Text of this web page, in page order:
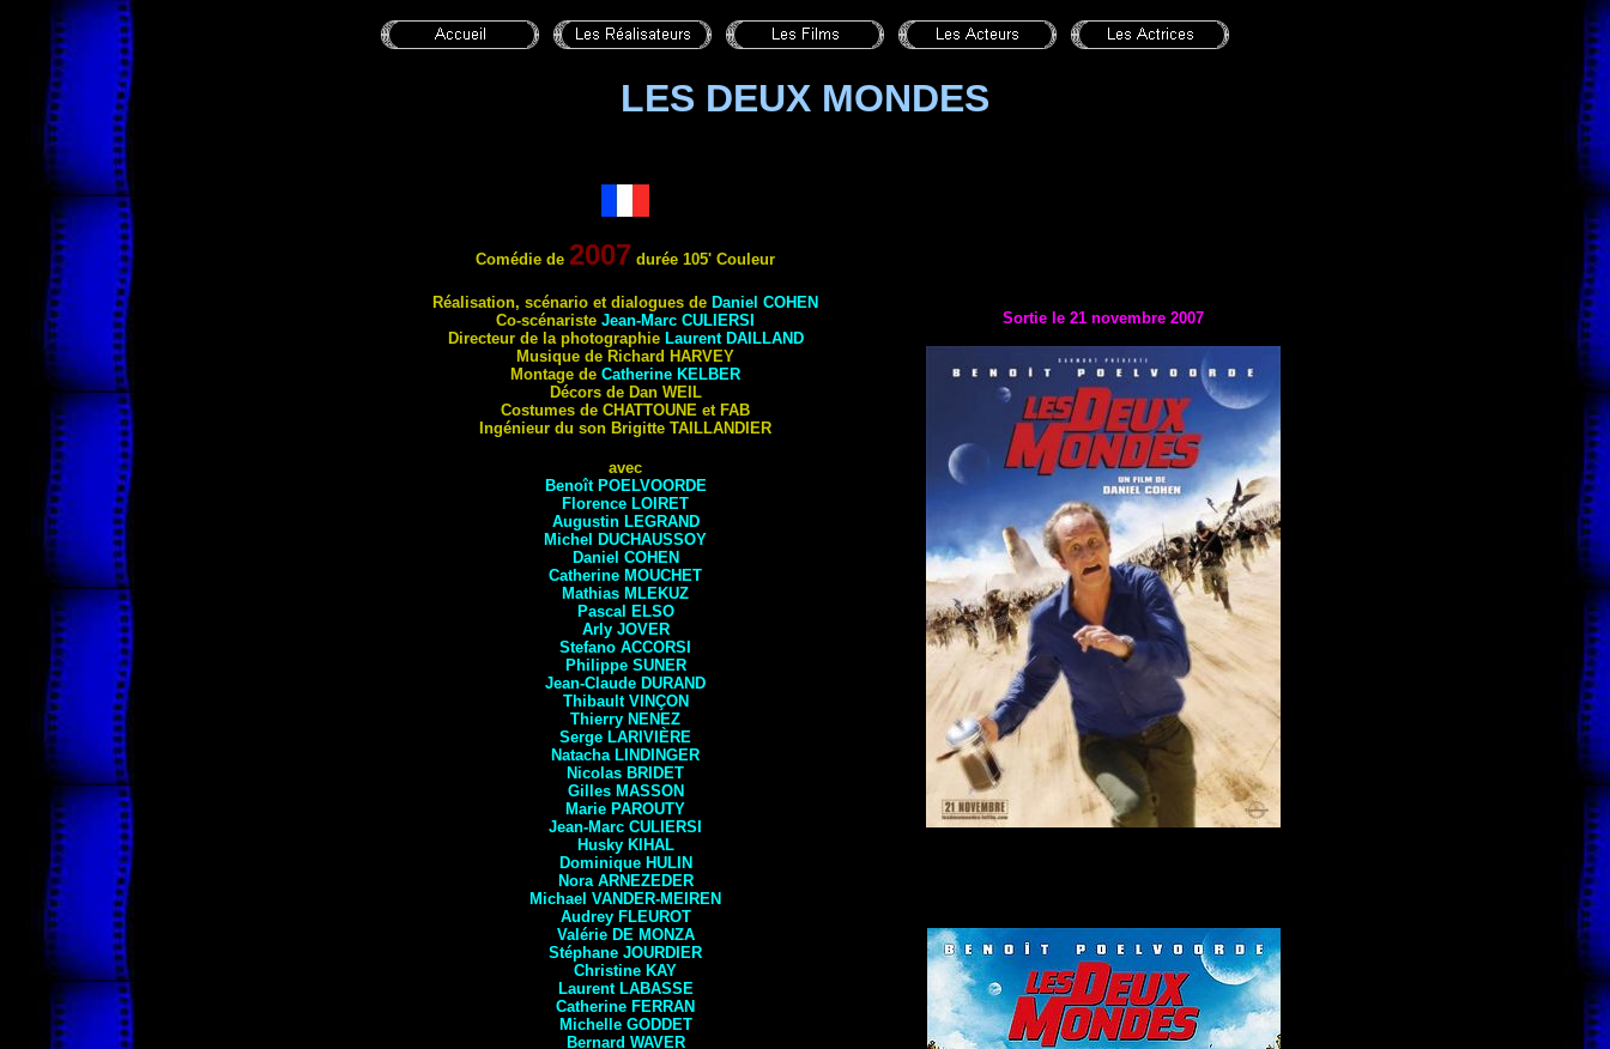
LES DEUX MONDES
Comédie de 2007 durée 105' Couleur
Réalisation, scénario et dialogues de Daniel COHEN
Co-scénariste Jean-Marc CULIERSI
Directeur de la photographie Laurent DAILLAND
Musique de Richard HARVEY
Montage de Catherine KELBER
Décors de Dan WEIL
Costumes de CHATTOUNE et FAB
Ingénieur du son Brigitte TAILLANDIER
avec
Benoît POELVOORDE
Florence LOIRET
Augustin LEGRAND
Michel
DUCHAUSSOY
Daniel COHEN
Catherine MOUCHET
Mathias MLEKUZ
Pascal ELSO
Arly JOVER
Stefano ACCORSI
Philippe SUNER
Jean-Claude DURAND
Thibault VINÇON
Thierry NENEZ
Serge LARIVIÈRE
Natacha LINDINGER
Nicolas BRIDET
Gilles MASSON
Marie PAROUTY
Jean-Marc CULIERSI
Husky KIHAL
Dominique HULIN
Nora ARNEZEDER
Michael VANDER-MEIREN
Audrey FLEUROT
Valérie DE MONZA
Stéphane JOURDIER
Christine KAY
Laurent LABASSE
Catherine FERRAN
Michelle GODDET
Bernard WAVER
Sortie le 21 novembre 2007